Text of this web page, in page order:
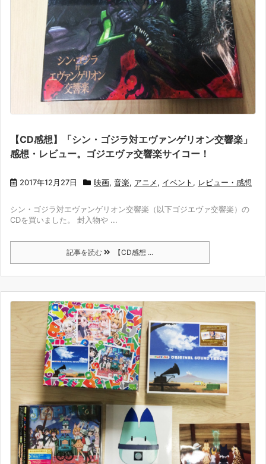
【CD感想】「シン・ゴジラ対エヴァンゲリオン交響楽」
感想・レビュー。ゴジエヴァ交響楽サイコー！
2017年12月27日 映画, 音楽, アニメ, イベント , レビュー・感想
シン・ゴジラ対エヴァンゲリオン交響楽（以下ゴジエヴァ交響楽）の
CDを買いました。 封入物や ...
記事を読む 【CD感想 ...